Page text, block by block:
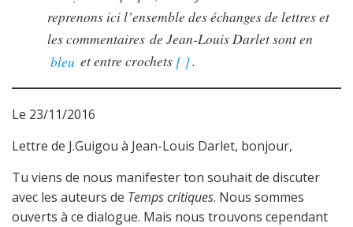
reprenons ici l’ensemble des échanges de lettres et
les commentaires de Jean-Louis Darlet sont en
bleu et entre crochets [ ].
Le 23/11/2016
Lettre de J.Guigou à Jean-Louis Darlet, bonjour,
Tu viens de nous manifester ton souhait de discuter
avec les auteurs de Temps critiques. Nous sommes
ouverts à ce dialogue. Mais nous trouvons cependant